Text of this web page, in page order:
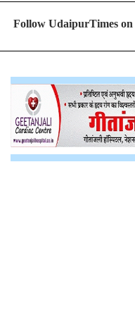
Follow UdaipurTimes on